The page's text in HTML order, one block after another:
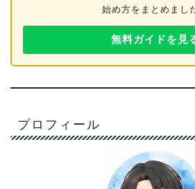
始め方をまとめまし
無料ガイドを見
プロフィール